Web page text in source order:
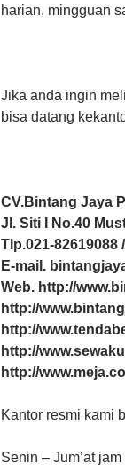
harian, mingguan
Jika anda ingin
bisa datang
CV.Bintang Jaya
Jl. Siti I No.40
Tlp.021-82619088
E-mail.
Web. http://
http://
http://
http://
http://www.meja.co
Kantor resmi kami
Senin – Jum’at jam